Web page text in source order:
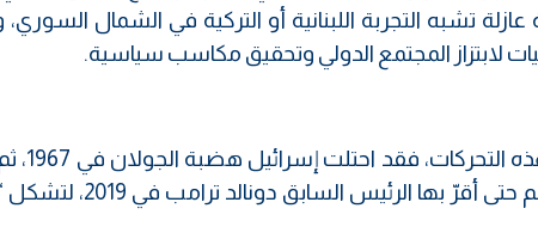
تشبه التجربة اللبنانية أو التركية في الشمال
لابتزاز المجتمع الدولي وتحقيق مكاسب سياسية.
السوابق التاريخية تضيف
ضمها عام 1981 في خطوة لم يعترف بها العالم حتى أقرّ بها